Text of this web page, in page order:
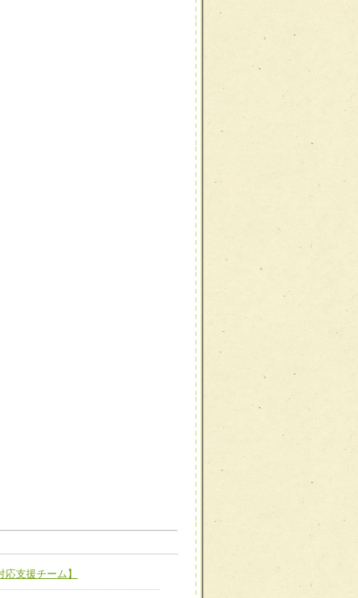
たな可能性を広げる
支援チーム】
支援チーム】